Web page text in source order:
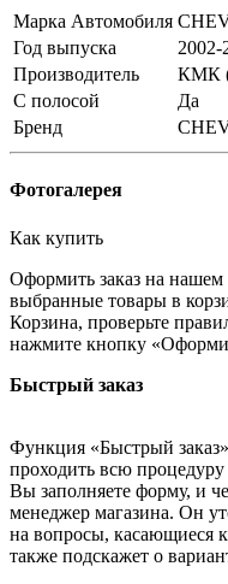
Марка Автомобиля
Год выпуска
2002-
Производитель
КМК
С полосой
Да
Бренд
Фотогалерея
Как купить
Оформить заказ на нашем
выбранные товары в
Корзина, проверьте
нажмите кнопку
Быстрый заказ
Функция «Быстрый
проходить всю процедуру
Вы заполняете форму, и
менеджер магазина. Он
на вопросы, касающиеся
также подскажет о